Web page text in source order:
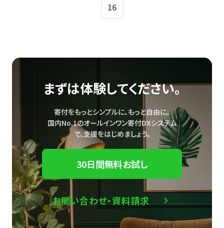
16
まずは体験してください。
寄付をもっとシンプルに、もっと自由に。
国内No.1のオールインワン寄付DXシステム
で、支援をはじめましょう。
30日間無料お試し
お問い合わせ・資料請求